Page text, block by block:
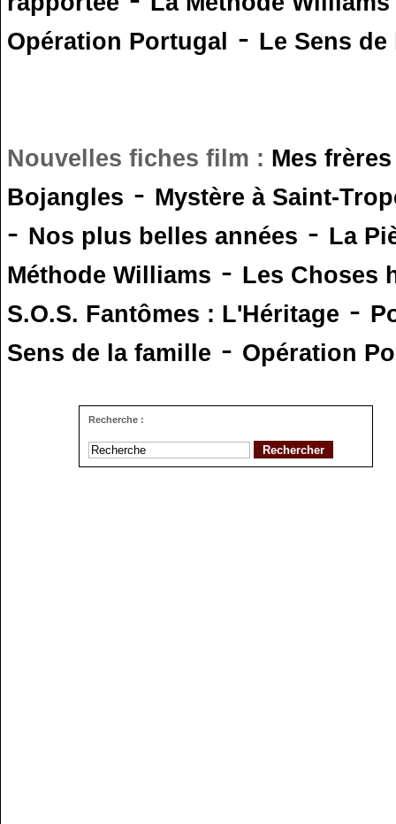
Opération Portugal - Le Sens
Nouvelles fiches film : Mes
Bojangles - Mystère à Saint-
- Nos plus belles années - La
Méthode Williams - Les Choses
S.O.S. Fantômes : L'Héritage -
Sens de la famille - Opération
Recherche :